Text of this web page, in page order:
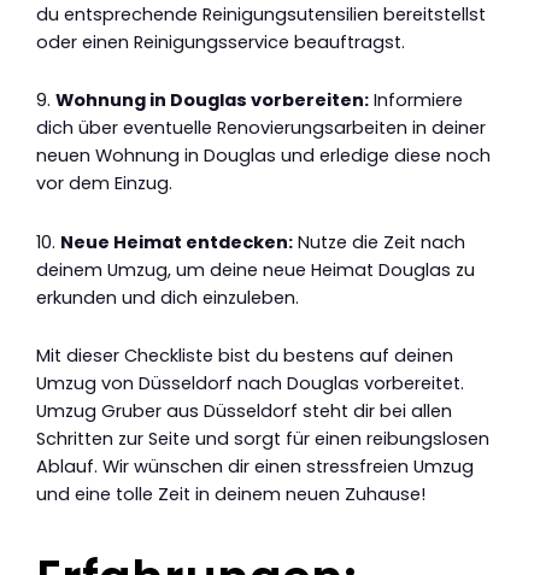
du entsprechende Reinigungsutensilien bereitstellst
oder einen Reinigungsservice beauftragst.
9. Wohnung in Douglas vorbereiten: Informiere
dich über eventuelle Renovierungsarbeiten in deiner
neuen Wohnung in Douglas und erledige diese noch
vor dem Einzug.
10. Neue Heimat entdecken: Nutze die Zeit nach
deinem Umzug, um deine neue Heimat Douglas zu
erkunden und dich einzuleben.
Mit dieser Checkliste bist du bestens auf deinen
Umzug von Düsseldorf nach Douglas vorbereitet.
Umzug Gruber aus Düsseldorf steht dir bei allen
Schritten zur Seite und sorgt für einen reibungslosen
Ablauf. Wir wünschen dir einen stressfreien Umzug
und eine tolle Zeit in deinem neuen Zuhause!